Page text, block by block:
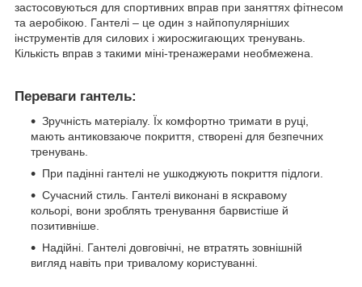
застосовуються для спортивних вправ при заняттях фітнесом
та аеробікою. Гантелі – це один з найпопулярніших
інструментів для силових і жиросжигающих тренувань.
Кількість вправ з такими міні-тренажерами необмежена.
Переваги гантель:
Зручність матеріалу. Їх комфортно тримати в руці,
мають антиковзаюче покриття, створені для безпечних
тренувань.
При падінні гантелі не ушкоджують покриття підлоги.
Сучасний стиль. Гантелі виконані в яскравому
кольорі, вони зроблять тренування барвистіше й
позитивніше.
Надійні. Гантелі довговічні, не втратять зовнішній
вигляд навіть при тривалому користуванні.